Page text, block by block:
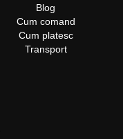
Blog
Cum comand
Cum platesc
Transport